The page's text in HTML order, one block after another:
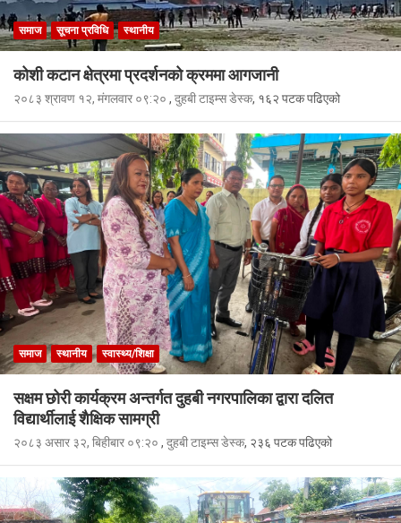
समाज सूचना प्रविधि स्थानीय
कोशी कटान क्षेत्रमा प्रदर्शनको क्रममा आगजानी
२०८३ श्रावण १२, मंगलवार ०९:२० , दुहबी टाइम्स डेस्क, १६२ पटक पढिएको
समाज स्थानीय स्वास्थ्य/शिक्षा
सक्षम छोरी कार्यक्रम अन्तर्गत दुहबी नगरपालिका द्वारा दलित
विद्यार्थीलाई शैक्षिक सामग्री
२०८३ असार ३२, बिहीबार ०९:२० , दुहबी टाइम्स डेस्क, २३६ पटक पढिएको